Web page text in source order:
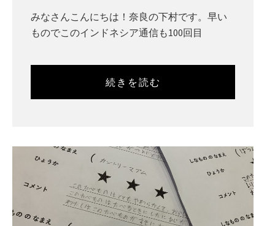
みなさんこんにちは！奈良の下村です。早い
ものでこのインドネシア通信も100回目
続きを読む